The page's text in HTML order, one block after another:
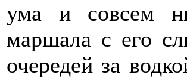
ума и совсем
маршала с его
очередей за